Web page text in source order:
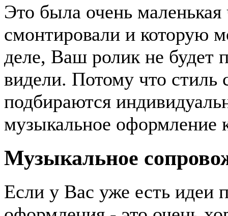
Это была очень
смонтировали и которую
деле, Ваш ролик не будет
видели. Потому что
подбираются
музыкальное оформление
Музыкальное
Если у Вас уже есть идеи